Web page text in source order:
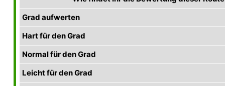
Grad aufwerten
Hart für den Grad
Normal für den Grad
Leicht für den Grad